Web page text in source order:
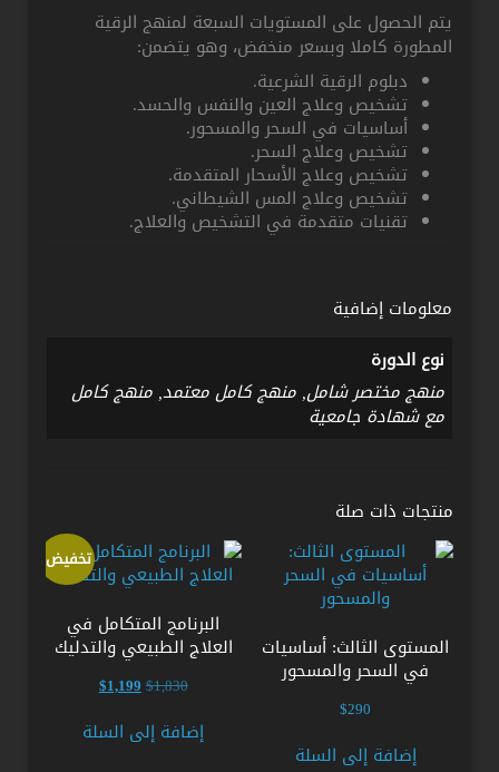
يتم الحصول على المستويات السبعة لمنهج الرقية
المطورة كاملا وبسعر منخفض، وهو يتضمن:
دبلوم الرقية الشرعية.
تشخيص وعلاج العين والنفس والحسد.
أساسيات في السحر والمسحور.
تشخيص وعلاج السحر.
تشخيص وعلاج الأسحار المتقدمة.
تشخيص وعلاج المس الشيطاني.
تقنيات متقدمة في التشخيص والعلاج.
معلومات إضافية
نوع الدورة
منهج مختصر شامل, منهج كامل معتمد, منهج كامل
مع شهادة جامعية
منتجات ذات صلة
المستوى الثالث: أساسيات
في السحر والمسحور
$290
إضافة إلى السلة
تخفيض!
البرنامج المتكامل في
العلاج الطبيعي والتدليك
$1,830 السعر
هو:
$1,830.
$1,199 السعر
هو:
$1,199.
إضافة إلى السلة